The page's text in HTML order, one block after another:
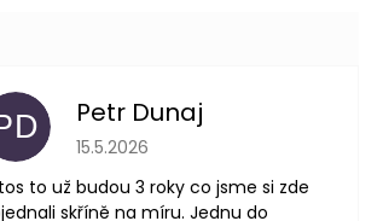
Petr Dunaj
Hodnocení obchodu je 5 z 5
15.5.2026
to už budou 3 roky co jsme si zde
skříně na míru. Jednu do